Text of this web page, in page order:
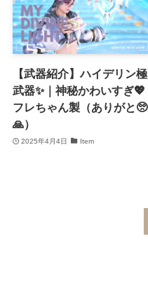
【武器紹介】ハイデリン極
武器✨｜神秘かわいすぎ💖
フレちゃん製（ありがと🥺
🙏）
2025年4月4日 Item